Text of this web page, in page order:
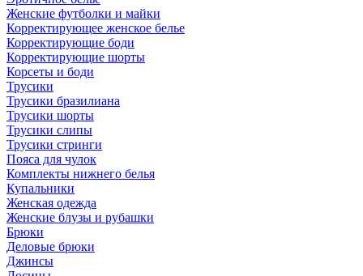
Женские футболки и майки
Корректирующее женское белье
Корректирующие боди
Корректирующие шорты
Корсеты и боди
Трусики
Трусики бразилиана
Трусики шорты
Трусики слипы
Трусики стринги
Пояса для чулок
Комплекты нижнего белья
Купальники
Женская одежда
Женские блузы и рубашки
Брюки
Деловые брюки
Джинсы